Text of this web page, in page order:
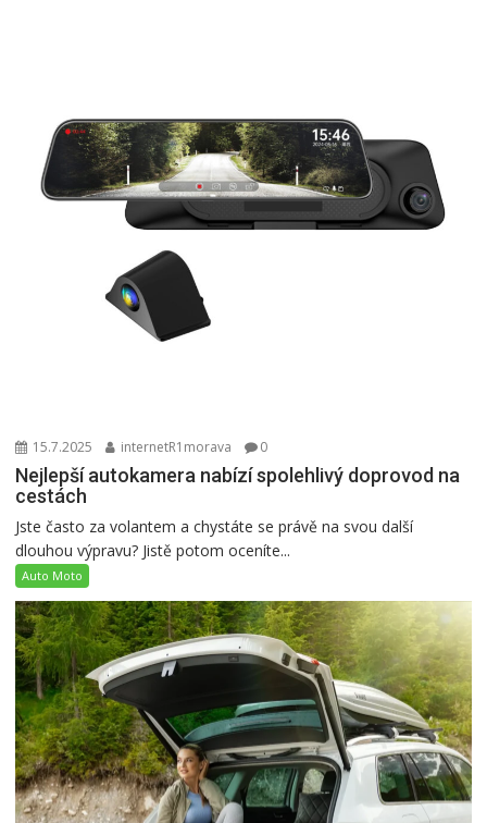
15.7.2025 internetR1morava 0
Nejlepší autokamera nabízí spolehlivý doprovod na
cestách
Jste často za volantem a chystáte se právě na svou další
dlouhou výpravu? Jistě potom oceníte...
Auto Moto